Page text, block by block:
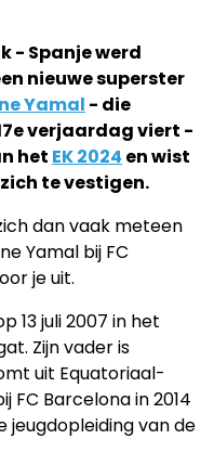
- Spanje werd
nieuwe superster
Yamal - die
verjaardag viert -
het EK 2024 en wist
te vestigen.
dan vaak meteen
Yamal bij FC
je uit.
13 juli 2007 in het
Zijn vader is
uit Equatoriaal-
FC Barcelona in 2014
jeugdopleiding van de